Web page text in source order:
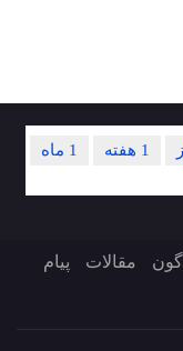
1 ماه 1 هفته
مقالات پیام